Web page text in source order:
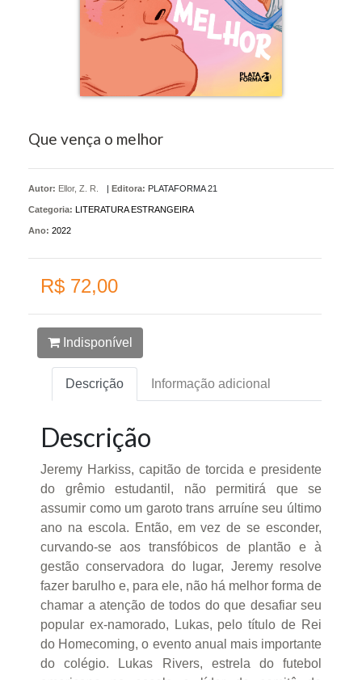
Que vença o melhor
Autor: Ellor, Z. R. | Editora: PLATAFORMA 21
Categoria: LITERATURA ESTRANGEIRA
Ano: 2022
R$ 72,00
Indisponível
Descrição Informação adicional
Descrição
Jeremy Harkiss, capitão de torcida e presidente
do grêmio estudantil, não permitirá que se
assumir como um garoto trans arruíne seu último
ano na escola. Então, em vez de se esconder,
curvando-se aos transfóbicos de plantão e à
gestão conservadora do lugar, Jeremy resolve
fazer barulho e, para ele, não há melhor forma de
chamar a atenção de todos do que desafiar seu
popular ex-namorado, Lukas, pelo título de Rei
do Homecoming, o evento anual mais importante
do colégio. Lukas Rivers, estrela do futebol